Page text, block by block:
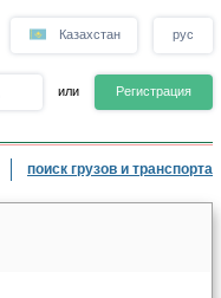
Казахстан рус
или Регистрация
поиск грузов и транспорта